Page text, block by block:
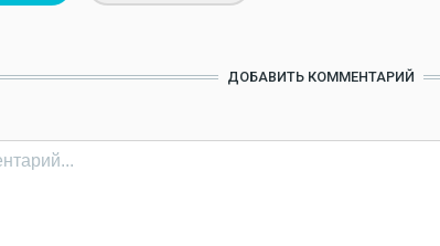
ДОБАВИТЬ КОММЕНТАРИЙ